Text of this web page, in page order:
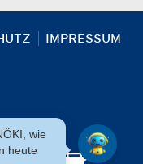
IMPRESSUM
wie
heute